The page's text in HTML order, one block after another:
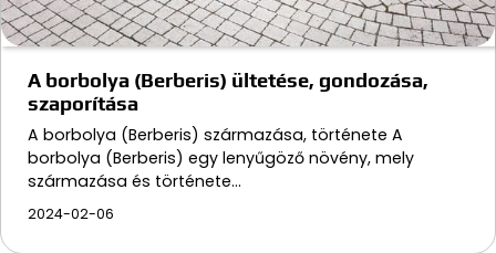
A borbolya (Berberis) ültetése, gondozása,
szaporítása
A borbolya (Berberis) származása, története A
borbolya (Berberis) egy lenyűgöző növény, mely
származása és története…
2024-02-06